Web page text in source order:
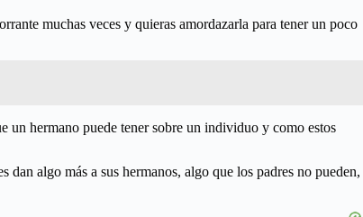
muchas veces y quieras amordazarla para tener un poco
hermano puede tener sobre un individuo y como estos
algo más a sus hermanos, algo que los padres no pueden,